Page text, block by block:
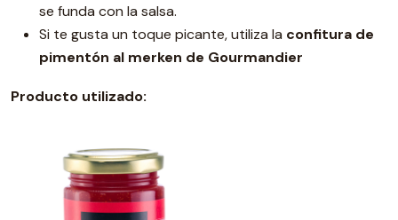
se funda con la salsa.
Si te gusta un toque picante, utiliza la confitura de
pimentón al merken de Gourmandier
Producto utilizado: